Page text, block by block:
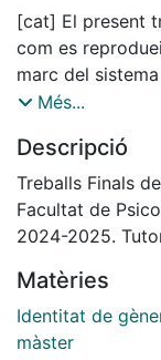
[cat] El present
com es
marc del
es vinculen a la
metodologia
narrativa-
deu persones
generació), el
(heterosexual i
concloure com
Més...
Descripció
Treballs Finals
Facultat de
2024-2025.
Matèries
Identitat de
màster